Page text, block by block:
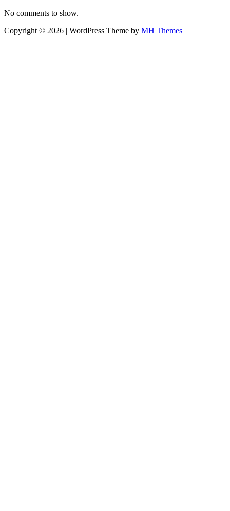
No comments to show.
Copyright © 2026 | WordPress Theme by MH Themes